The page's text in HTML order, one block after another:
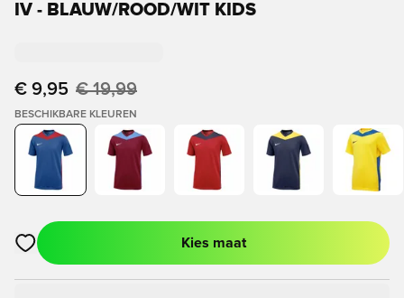
IV - BLAUW/ROOD/WIT KIDS
€ 9,95 € 19,99
BESCHIKBARE KLEUREN
Opent een venster om in te loggen of je aan te melden als lid
Kies maat